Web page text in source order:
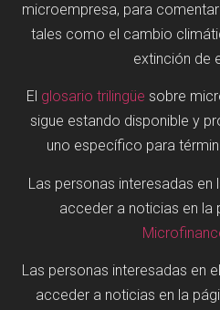
microempresa, para
tales como el cambio
extinción de
El glosario trilingüe sobre
sigue estando disponible y
uno específico para
Las personas interesadas en
acceder a noticias en la
Las personas interesadas en
acceder a noticias en la